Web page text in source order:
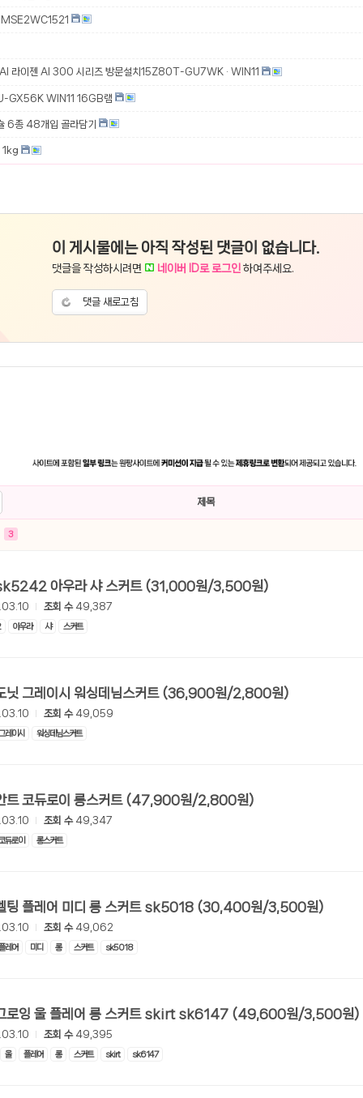
MSE2WC1521
라이젠 AI 300 시리즈 방문설치15Z80T-GU7WK · WIN11
GX56K WIN11 16GB램
6종 48개입 골라담기
1kg
이 게시물에는 아직 작성된 댓글이 없습니다.
댓글을 작성하시려면 네이버 ID로 로그인 하여주세요.
댓글 새로고침
제목
3
[롯데온] sk5242 아우라 샤 스커트 (31,000원/3,500원)
조회 수 49,387
아우라 샤 스커트
[롯데온] 도닛 그레이시 워싱데님스커트 (36,900원/2,800원)
조회 수 49,059
레이시 워싱데님스커트
[롯데온] 안트 코듀로이 롱스커트 (47,900원/2,800원)
조회 수 49,347
듀로이 롱스커트
[롯데온] 멜팅 플레어 미디 롱 스커트 sk5018 (30,400원/3,500원)
조회 수 49,062
레어 미디 롱 스커트 sk5018
[롯데온] 그로잉 울 플레어 롱 스커트 skirt sk6147 (49,600원/3,500원)
조회 수 49,395
울 플레어 롱 스커트 skirt sk6147